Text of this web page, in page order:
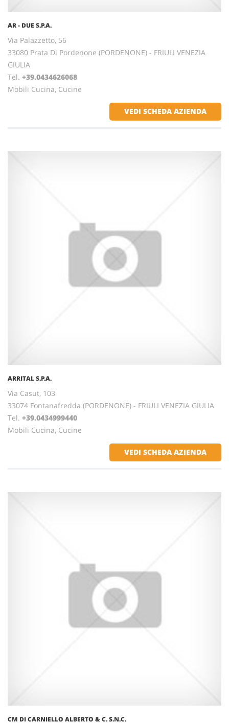
AR - DUE S.P.A.
Via Palazzetto, 56
33080 Prata Di Pordenone (PORDENONE) - FRIULI VENEZIA
GIULIA
Tel. +39.0434626068
Mobili Cucina, Cucine
VEDI SCHEDA AZIENDA
ARRITAL S.P.A.
Via Casut, 103
33074 Fontanafredda (PORDENONE) - FRIULI VENEZIA GIULIA
Tel. +39.0434999440
Mobili Cucina, Cucine
VEDI SCHEDA AZIENDA
CM DI CARNIELLO ALBERTO & C. S.N.C.